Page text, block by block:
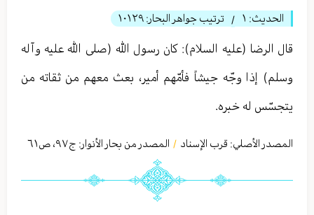
الحديث: ١ / ترتيب جواهر البحار: ١٠١٢٩
قال الرضا (عليه السلام): كان رسول الله (صلى الله عليه وآله
وسلم) إذا وجّه جيشاً فأمّهم أمير، بعث معهم من ثقاته من
يتجسّس له خبره.
المصدر الأصلي: قرب الإسناد / المصدر من بحار الأنوار: ج٩٧، ص٦١